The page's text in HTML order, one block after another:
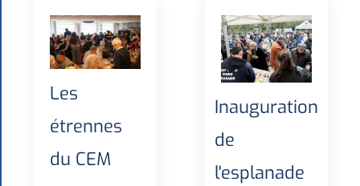
Les
étrennes
du CEM
Inauguration
de
l'esplanade